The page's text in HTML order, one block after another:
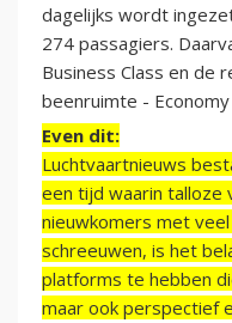
dagelijks wordt
274 passagiers.
Business Class en de
beenruimte - Economy
Even dit:
Luchtvaartnieuws
een tijd waarin talloze
nieuwkomers met
schreeuwen, is het
platforms te hebben
maar ook perspectief